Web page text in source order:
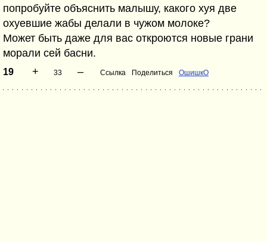
попробуйте объяснить малышу, какого хуя две
охуевшие жабы делали в чужом молоке?
Может быть даже для вас откроются новые грани
морали сей басни.
19 + 33 – Ссылка Поделиться ОшишкО